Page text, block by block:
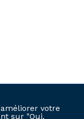
votre
sur "Oui,